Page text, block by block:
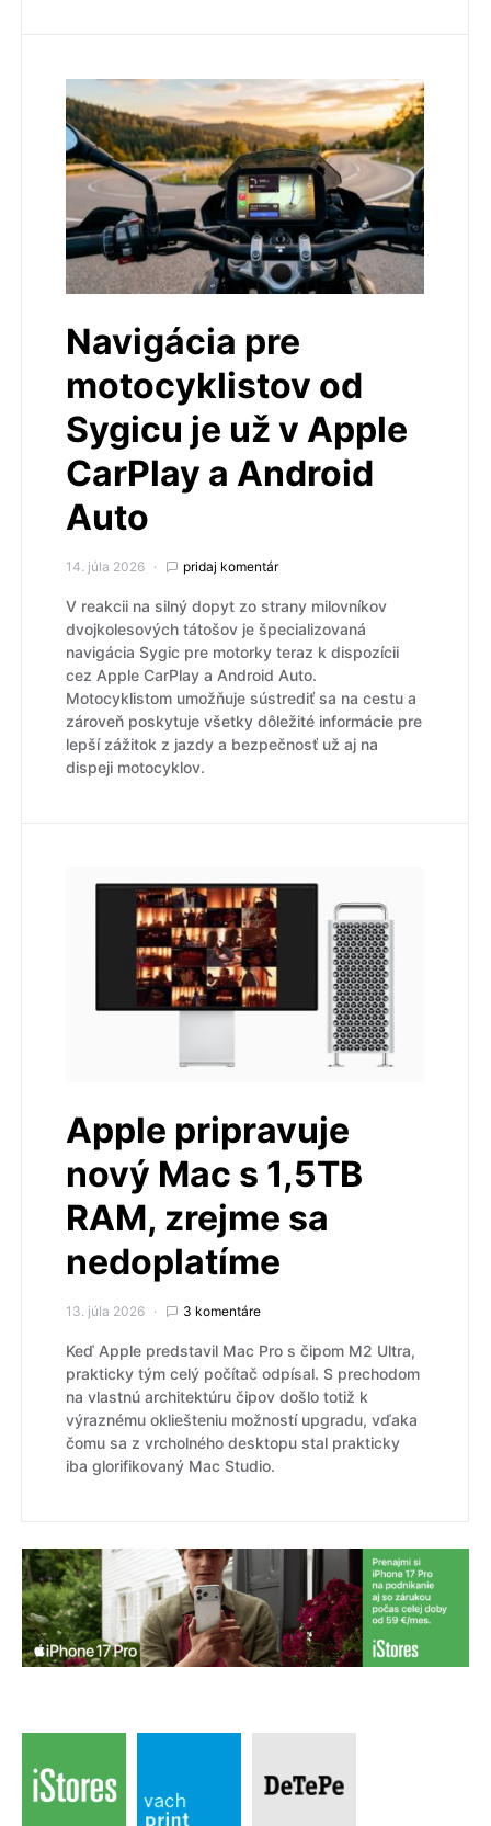
Navigácia pre
motocyklistov od
Sygicu je už v Apple
CarPlay a Android
Auto
14. júla 2026 pridaj komentár
V reakcii na silný dopyt zo strany milovníkov
dvojkolesových tátošov je špecializovaná
navigácia Sygic pre motorky teraz k dispozícii
cez Apple CarPlay a Android Auto.
Motocyklistom umožňuje sústrediť sa na cestu a
zároveň poskytuje všetky dôležité informácie pre
lepší zážitok z jazdy a bezpečnosť už aj na
dispeji motocyklov.
Apple pripravuje
nový Mac s 1,5TB
RAM, zrejme sa
nedoplatíme
13. júla 2026 3 komentáre
Keď Apple predstavil Mac Pro s čipom M2 Ultra,
prakticky tým celý počítač odpísal. S prechodom
na vlastnú architektúru čipov došlo totiž k
výraznému okliešteniu možností upgradu, vďaka
čomu sa z vrcholného desktopu stal prakticky
iba glorifikovaný Mac Studio.